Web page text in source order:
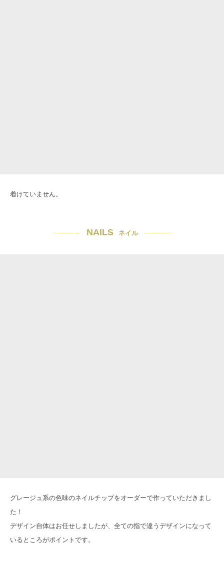
着けていません。
NAILS ネイル
グレージュ系の色味のネイルチップをオーダーで作っていただきまし
た！
デザイン自体はお任せしましたが、全ての指で違うデザインになって
いるところがポイントです。